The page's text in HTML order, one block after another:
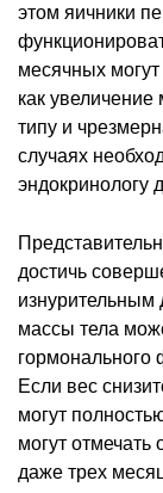
этом яичники
месячных
как
типу и
случаях
эндокринологу
достичь
изнурительным
массы тела
гормонального
Если вес
могут
могут отмечать
даже трех